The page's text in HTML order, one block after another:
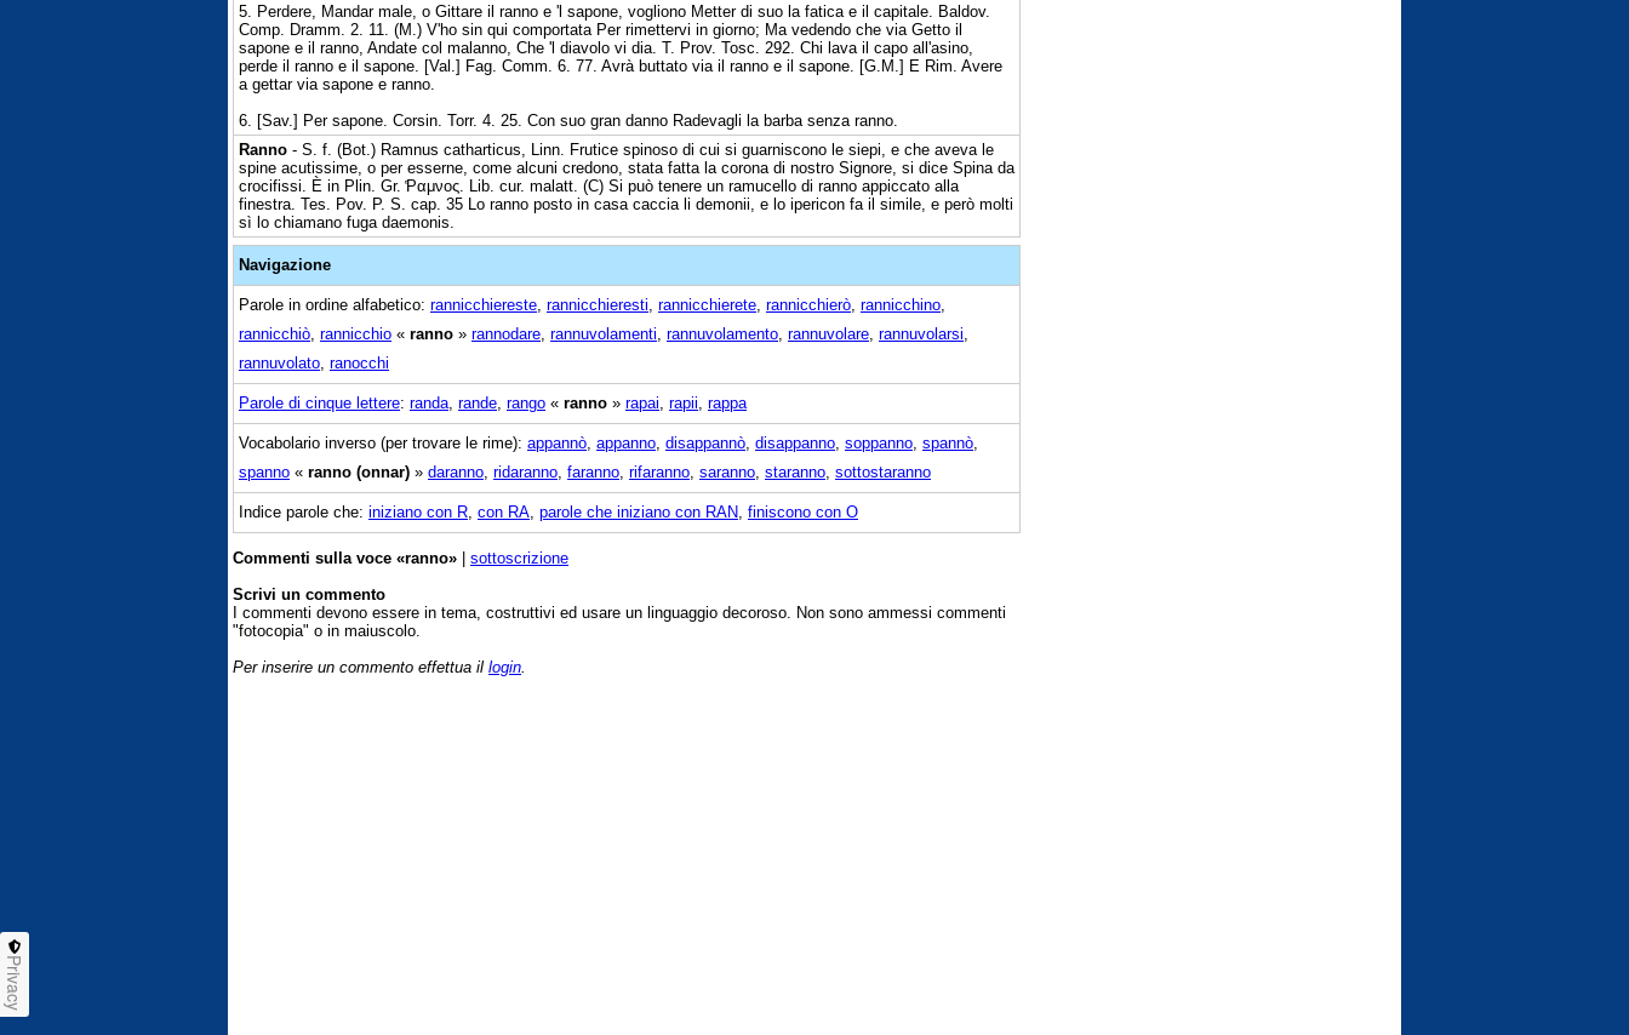
5. Perdere, Mandar male, o Gittare il ranno e 'l sapone, vogliono Metter di suo la fatica e il capitale. Baldov.
Comp. Dramm. 2. 11. (M.) V'ho sin qui comportata Per rimettervi in giorno; Ma vedendo che via Getto il
sapone e il ranno, Andate col malanno, Che 'l diavolo vi dia. T. Prov. Tosc. 292. Chi lava il capo all'asino,
perde il ranno e il sapone. [Val.] Fag. Comm. 6. 77. Avrà buttato via il ranno e il sapone. [G.M.] E Rim. Avere
a gettar via sapone e ranno.
6. [Sav.] Per sapone. Corsin. Torr. 4. 25. Con suo gran danno Radevagli la barba senza ranno.
Ranno - S. f. (Bot.) Ramnus catharticus, Linn. Frutice spinoso di cui si guarniscono le siepi, e che aveva le
spine acutissime, o per esserne, come alcuni credono, stata fatta la corona di nostro Signore, si dice Spina da
crocifissi. È in Plin. Gr. ̔Ραμνος. Lib. cur. malatt. (C) Si può tenere un ramucello di ranno appiccato alla
finestra. Tes. Pov. P. S. cap. 35 Lo ranno posto in casa caccia li demonii, e lo ipericon fa il simile, e però molti
sì lo chiamano fuga daemonis.
Navigazione
Parole in ordine alfabetico: rannicchiereste rannicchieresti rannicchierete rannicchierò rannicchino
rannicchiò rannicchio « ranno » rannodare rannuvolamenti rannuvolamento rannuvolare rannuvolarsi
rannuvolato ranocchi
Parole di cinque lettere: randa rande rango « ranno » rapai rapii rappa
Vocabolario inverso (per trovare le rime): appannò appanno disappannò disappanno soppanno spannò
spanno « ranno (onnar) » daranno ridaranno faranno rifaranno saranno staranno sottostaranno
Indice parole che: iniziano con R con RA parole che iniziano con RAN finiscono con O
Commenti sulla voce «ranno» | sottoscrizione
Scrivi un commento
I commenti devono essere in tema, costruttivi ed usare un linguaggio decoroso. Non sono ammessi commenti
"fotocopia" o in maiuscolo.
Per inserire un commento effettua il login
Privacy